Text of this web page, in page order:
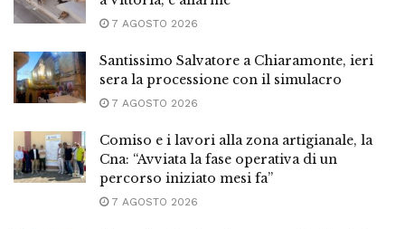
7 AGOSTO 2026
Santissimo Salvatore a Chiaramonte, ieri
sera la processione con il simulacro
7 AGOSTO 2026
Comiso e i lavori alla zona artigianale, la
Cna: “Avviata la fase operativa di un
percorso iniziato mesi fa”
7 AGOSTO 2026